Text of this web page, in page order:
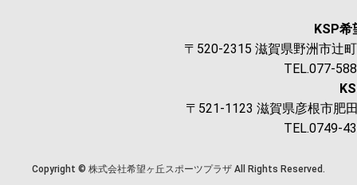
KSP希
〒520-2315 滋賀県野洲市辻
TEL.077-
〒521-1123 滋賀県彦根市肥
TEL.0749-
Copyright © 株式会社希望ヶ丘スポーツプラザ All Rights Reserved.